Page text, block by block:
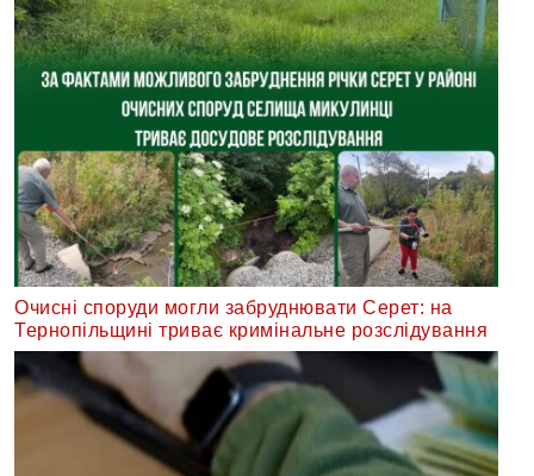
Очисні споруди могли забруднювати Серет: на
Тернопільщині триває кримінальне розслідування